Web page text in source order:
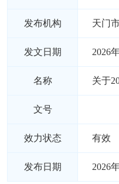
发布机构 天门
发文日期 2026
名称 关于
文号
效力状态 有效
发布日期 2026